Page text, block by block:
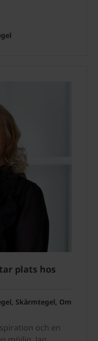
plats hos
Skärmtegel, Om
och en